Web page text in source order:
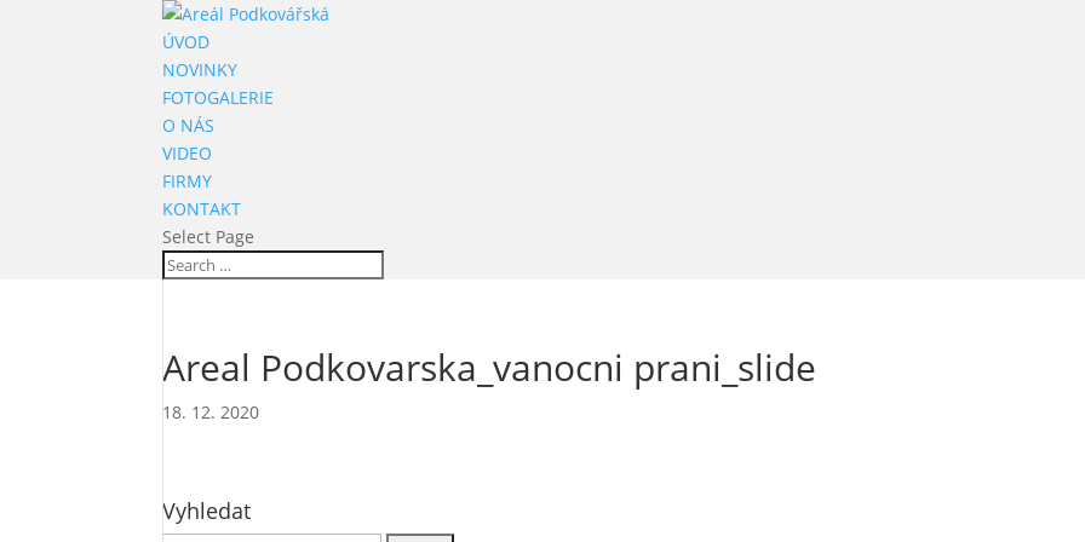
ÚVOD
NOVINKY
FOTOGALERIE
O NÁS
VIDEO
FIRMY
KONTAKT
Select Page
Areal Podkovarska_vanocni prani_slide
18. 12. 2020
Vyhledat